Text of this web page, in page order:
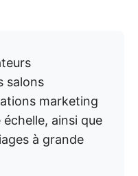
salons
marketing
ainsi que
à grande